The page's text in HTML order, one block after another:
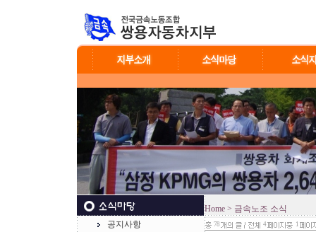
공지사항
Home > 금속노조 소식
78 4 1